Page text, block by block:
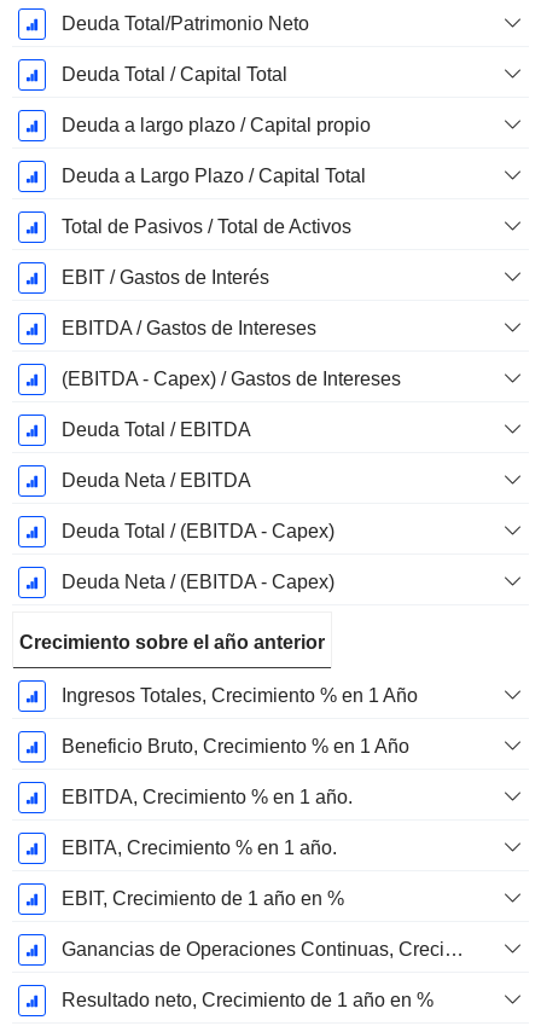
Deuda Total/Patrimonio Neto
Deuda Total / Capital Total
Deuda a largo plazo / Capital propio
Deuda a Largo Plazo / Capital Total
Total de Pasivos / Total de Activos
EBIT / Gastos de Interés
EBITDA / Gastos de Intereses
(EBITDA - Capex) / Gastos de Intereses
Deuda Total / EBITDA
Deuda Neta / EBITDA
Deuda Total / (EBITDA - Capex)
Deuda Neta / (EBITDA - Capex)
Crecimiento sobre el año anterior
Ingresos Totales, Crecimiento % en 1 Año
Beneficio Bruto, Crecimiento % en 1 Año
EBITDA, Crecimiento % en 1 año.
EBITA, Crecimiento % en 1 año.
EBIT, Crecimiento de 1 año en %
Ganancias de Operaciones Continuas, Crecimiento de 1 Año en %
Resultado neto, Crecimiento de 1 año en %